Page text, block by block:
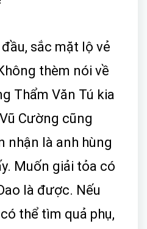
sắc mặt lộ vẻ
thèm nói về
Thẩm Văn Tú kia
Cường cũng
nhận là anh hùng
Muốn giải tỏa có
là được. Nếu
thể tìm quả phụ,